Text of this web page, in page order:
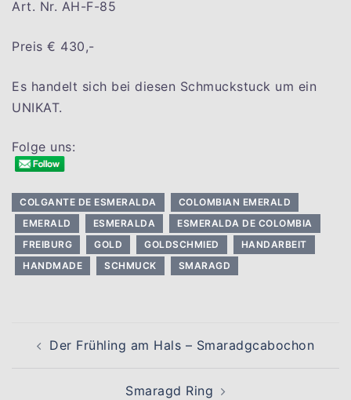
Art. Nr. AH-F-85
Preis € 430,-
Es handelt sich bei diesen Schmuckstuck um ein
UNIKAT.
Folge uns:
COLGANTE DE ESMERALDA
COLOMBIAN EMERALD
EMERALD
ESMERALDA
ESMERALDA DE COLOMBIA
FREIBURG
GOLD GOLDSCHMIED
HANDARBEIT
HANDMADE
SCHMUCK SMARAGD
Beitragsnavigation
Der Frühling am Hals – Smaradgcabochon
Smaragd Ring